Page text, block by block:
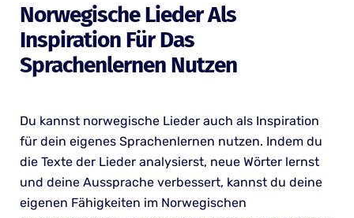
Norwegische Lieder Als
Inspiration Für Das
Sprachenlernen Nutzen
Du kannst norwegische Lieder auch als Inspiration
für dein eigenes Sprachenlernen nutzen. Indem du
die Texte der Lieder analysierst, neue Wörter lernst
und deine Aussprache verbessert, kannst du deine
eigenen Fähigkeiten im Norwegischen